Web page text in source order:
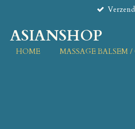
naar
de
hoofdinhoud
ASIANSHOP
HOME MASSAGE BALSEM